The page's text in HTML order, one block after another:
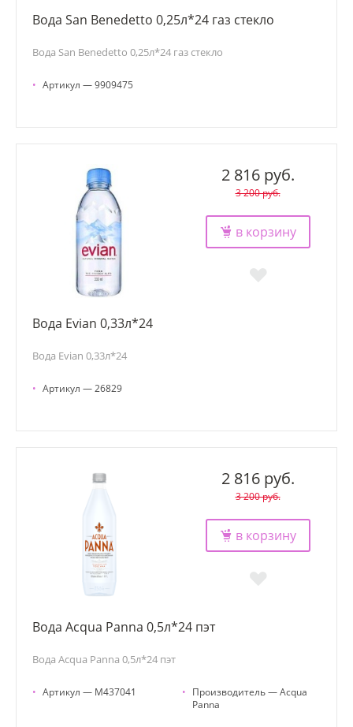
Вода San Benedetto 0,25л*24 газ стекло
Вода San Benedetto 0,25л*24 газ стекло
• Артикул — 9909475
2 816 руб.
3 200 руб.
в корзину
Вода Evian 0,33л*24
Вода Evian 0,33л*24
• Артикул — 26829
2 816 руб.
3 200 руб.
в корзину
Вода Acqua Panna 0,5л*24 пэт
Вода Acqua Panna 0,5л*24 пэт
• Артикул — М437041 • Производитель — Acqua
Panna